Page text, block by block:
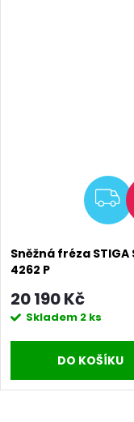
Sněžná fréza STIGA
4262 P
20 190 Kč
Skladem 2 ks
DO KOŠÍKU